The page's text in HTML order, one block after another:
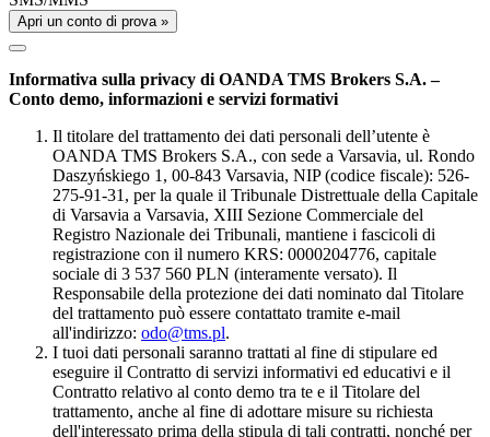
Apri un conto di prova »
Informativa sulla privacy di OANDA TMS Brokers S.A. –
Conto demo, informazioni e servizi formativi
Il titolare del trattamento dei dati personali dell’utente è
OANDA TMS Brokers S.A., con sede a Varsavia, ul. Rondo
Daszyńskiego 1, 00-843 Varsavia, NIP (codice fiscale): 526-
275-91-31, per la quale il Tribunale Distrettuale della Capitale
di Varsavia a Varsavia, XIII Sezione Commerciale del
Registro Nazionale dei Tribunali, mantiene i fascicoli di
registrazione con il numero KRS: 0000204776, capitale
sociale di 3 537 560 PLN (interamente versato). Il
Responsabile della protezione dei dati nominato dal Titolare
del trattamento può essere contattato tramite e-mail
all'indirizzo: odo@tms.pl.
I tuoi dati personali saranno trattati al fine di stipulare ed
eseguire il Contratto di servizi informativi ed educativi e il
Contratto relativo al conto demo tra te e il Titolare del
trattamento, anche al fine di adottare misure su richiesta
dell'interessato prima della stipula di tali contratti, nonché per